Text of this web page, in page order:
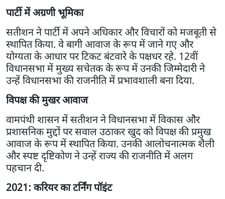
पार्टी में अग्रणी भूमिका
सतीशन ने पार्टी में अपने अधिकार और विचारों को मजबूती से
स्थापित किया. वे बागी आवाज के रूप में जाने गए और
योग्यता के आधार पर टिकट बंटवारे के पक्षधर रहे. 12वीं
विधानसभा में मुख्य सचेतक के रूप में उनकी जिम्मेदारी ने
उन्हें विधानसभा की राजनीति में प्रभावशाली बना दिया.
विपक्ष की मुखर आवाज
वामपंथी शासन में सतीशन ने विधानसभा में विकास और
प्रशासनिक मुद्दों पर सवाल उठाकर खुद को विपक्ष की प्रमुख
आवाज के रूप में स्थापित किया. उनकी आलोचनात्मक शैली
और स्पष्ट दृष्टिकोण ने उन्हें राज्य की राजनीति में अलग
पहचान दी.
2021: करियर का टर्निंग पॉइंट